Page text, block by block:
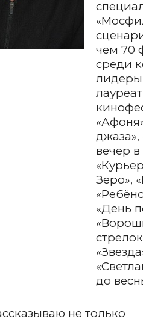
чем 70
среди
лидеры
лауреаты
джаза»,
вечер в
Зеро»,
«День
до
не только